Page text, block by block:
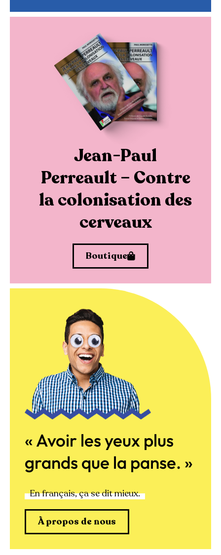
Jean-Paul
Perreault – Contre
la colonisation des
cerveaux
Boutique
« Avoir les yeux plus
grands que la panse. »
En français, ça se dit mieux.
À propos de nous